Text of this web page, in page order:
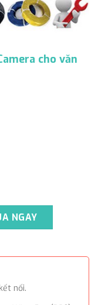
cho văn
cho văn phòng - Gia
NGAY
nối.